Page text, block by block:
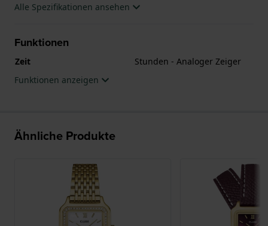
Alle Spezifikationen ansehen
Funktionen
Zeit
Stunden - Analoger Zeiger
Funktionen anzeigen
Ähnliche Produkte